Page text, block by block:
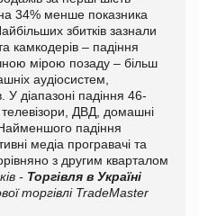
34% менше показника
збитків зазнали
камкодерів – падіння
мірою позаду – більш
аудіосистем,
У діапазоні падіння 46-
телевізори, ДВД, домашні
Найменшого падіння
медіа програвачі та
з другим кварталом
- Торгівля в Україні
торгівлі TradeMaster